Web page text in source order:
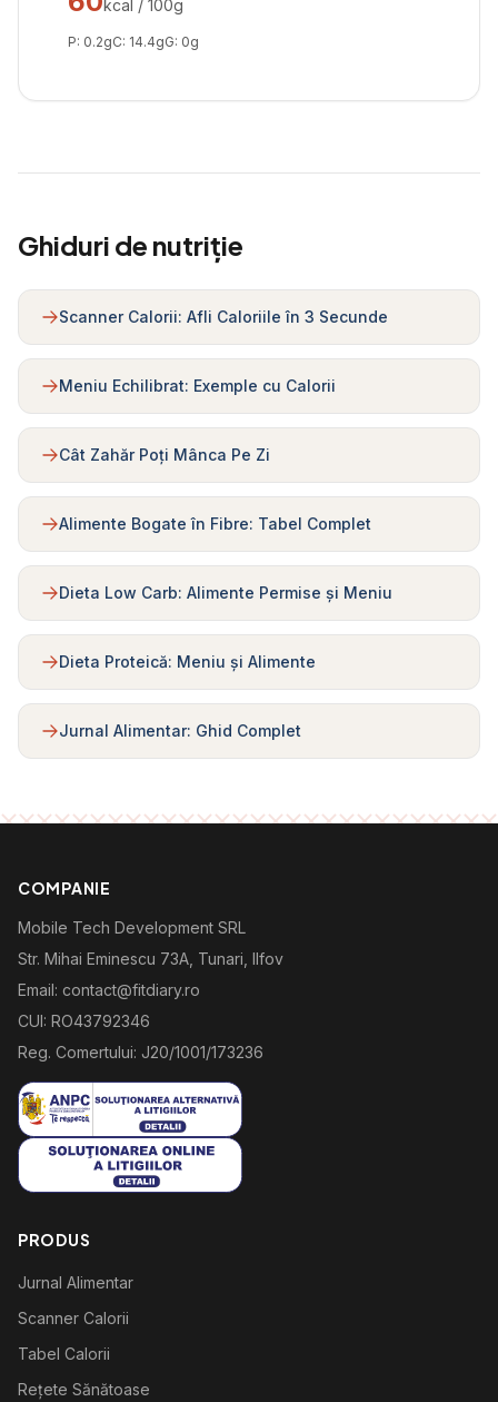
kcal / 100g
P: 0.2gC: 14.4gG: 0g
Ghiduri de nutriție
Scanner Calorii: Afli Caloriile în 3 Secunde
Meniu Echilibrat: Exemple cu Calorii
Cât Zahăr Poți Mânca Pe Zi
Alimente Bogate în Fibre: Tabel Complet
Dieta Low Carb: Alimente Permise și Meniu
Dieta Proteică: Meniu și Alimente
Jurnal Alimentar: Ghid Complet
COMPANIE
Mobile Tech Development SRL
Str. Mihai Eminescu 73A, Tunari, Ilfov
Email: contact@fitdiary.ro
CUI: RO43792346
Reg. Comertului: J20/1001/173236
PRODUS
Jurnal Alimentar
Scanner Calorii
Tabel Calorii
Rețete Sănătoase